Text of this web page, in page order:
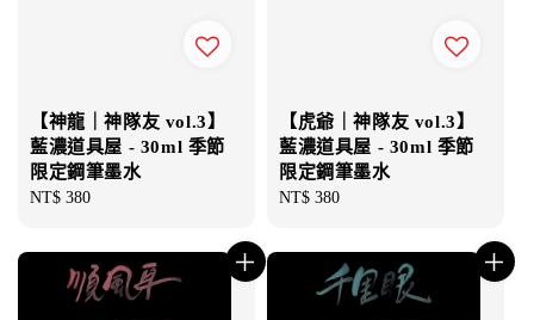
【神龍｜神隊友 vol.3】
藍濃道具屋 - 30ml 季節
限定鋼筆墨水
Regular
NT$ 380
【虎爺｜神隊友 vol.3】
藍濃道具屋 - 30ml 季節
限定鋼筆墨水
Regular
NT$ 380